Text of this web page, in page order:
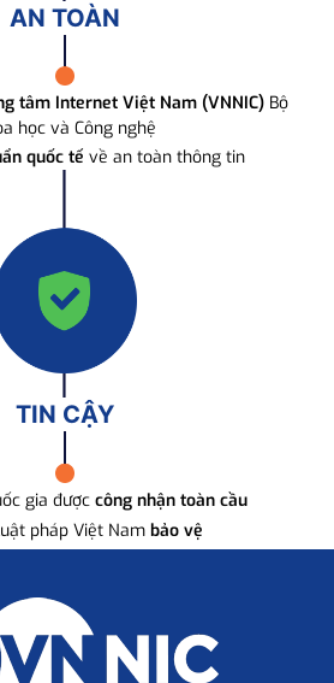
AN TOÀN
tâm Internet Việt Nam (VNNIC) Bộ
học và Công nghệ
quốc tế về an toàn thông tin
TIN CẬY
gia được công nhận toàn cầu
pháp Việt Nam bảo vệ